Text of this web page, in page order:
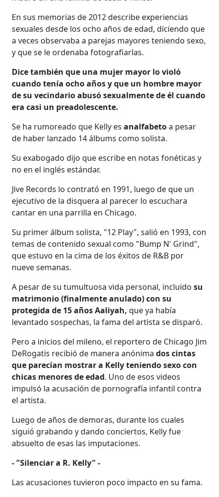
En sus memorias de 2012 describe experiencias
sexuales desde los ocho años de edad, diciendo que
a veces observaba a parejas mayores teniendo sexo,
y que se le ordenaba fotografiarlas.
Dice también que una mujer mayor lo violó
cuando tenía ocho años y que un hombre mayor
de su vecindario abusó sexualmente de él cuando
era casi un preadolescente.
Se ha rumoreado que Kelly es analfabetoa pesar
de haber lanzado 14 álbums como solista.
Su exabogado dijo que escribe en notas fonéticas y
no en el inglés estándar.
Jive Records lo contrató en 1991, luego de que un
ejecutivo de la disquera al parecer lo escuchara
cantar en una parrilla en Chicago.
Su primer álbum solista, "12 Play", salió en 1993, con
temas de contenido sexual como "Bump N' Grind",
que estuvo en la cima de los éxitos de R&B por
nueve semanas.
A pesar de su tumultuosa vida personal, incluido su
matrimonio (finalmente anulado) con su
protegida de 15 años Aaliyah, que ya había
levantado sospechas, la fama del artista se disparó.
Pero a inicios del mileno, el reportero de Chicago Jim
DeRogatis recibió de manera anónimados cintas
que parecían mostrar a Kelly teniendo sexo con
chicas menores de edad. Uno de esos videos
impulsó la acusación de pornografía infantil contra
el artista.
Luego de años de demoras, durante los cuales
siguió grabando y dando conciertos, Kelly fue
absuelto de esas las imputaciones.
- "Silenciar a R. Kelly" -
Las acusaciones tuvieron poco impacto en su fama.